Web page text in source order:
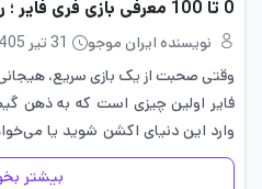
0 تا 100 معرفی بازی فری فایر ؛ راهنمای اکشن محبوب
نویسنده ایران موجو
31 تیر 1405
وقتی صحبت از یک بازی سریع،
فایر اولین چیزی است که به ذهن
حد…
بیشتر